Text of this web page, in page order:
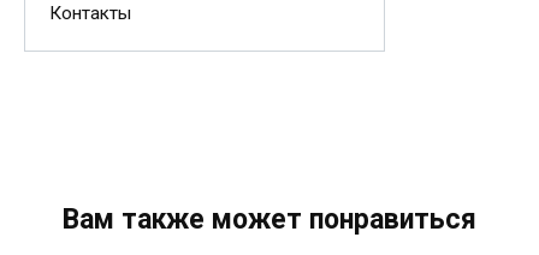
Контакты
Вам также может понравиться